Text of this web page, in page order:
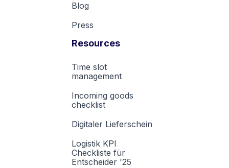
Blog
Press
Resources
Time slot
management
Incoming goods
checklist
Digitaler Lieferschein
Logistik KPI
Checkliste für
Entscheider '25